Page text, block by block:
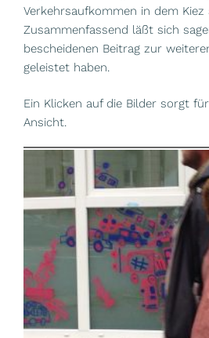
Verkehrsaufkommen in dem Kiez
Zusammenfassend läßt sich
bescheidenen Beitrag zur
geleistet haben.
Ein Klicken auf die Bilder sorgt
Ansicht.